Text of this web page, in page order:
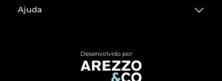
Termos de Uso
ZZ MALL é confiável
Ajuda
Devolução do Produto
Desenvolvido por